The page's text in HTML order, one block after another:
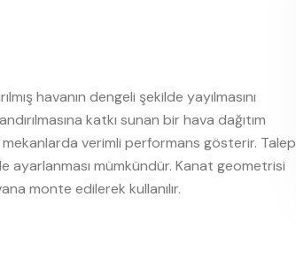
havanın dengeli şekilde yayılmasını
katkı sunan bir hava dağıtım
mekanlarda verimli performans gösterir. Talep
ayarlanması mümkündür. Kanat geometrisi
monte edilerek kullanılır.